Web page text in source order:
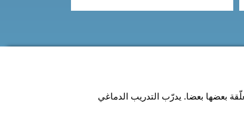
بعضها بعضا. يدرّب التدريب الدماغي